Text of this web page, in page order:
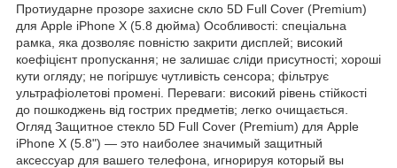
Протиударне прозоре захисне скло 5D Full Cover (Premium)
для Apple iPhone X (5.8 дюйма) Особливості: спеціальна
рамка, яка дозволяє повністю закрити дисплей; високий
коефіцієнт пропускання; не залишає сліди присутності; хороші
кути огляду; не погіршує чутливість сенсора; фільтрує
ультрафіолетові промені. Переваги: високий рівень стійкості
до пошкоджень від гострих предметів; легко очищається.
Огляд Защитное стекло 5D Full Cover (Premium) для Apple
iPhone X (5.8") — это наиболее значимый защитный
аксессуар для вашего телефона, игнорируя который вы